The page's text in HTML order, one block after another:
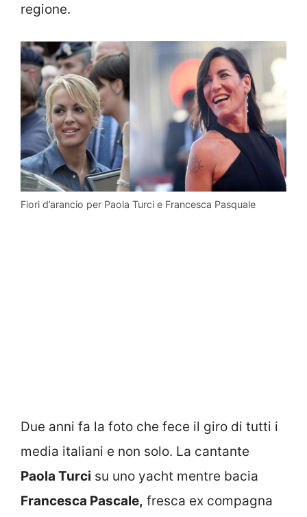
regione.
Fiori d’arancio per Paola Turci e Francesca Pasquale
Due anni fa la foto che fece il giro di tutti i
media italiani e non solo. La cantante
Paola Turci su uno yacht mentre bacia
Francesca Pascale, fresca ex compagna